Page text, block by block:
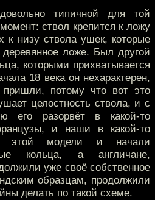
типичной для той
ствол крепится к ложу
низу ствола ушек, которые
ложе. Был другой
которыми прихватывается
18 века он нехарактерен,
потому что вот это
целостность ствола, и с
его разорвёт в какой-то
и наши в какой-то
этой модели и начали
кольца, а англичане,
уже своё собственное
образцам, продолжили
делать по такой схеме.